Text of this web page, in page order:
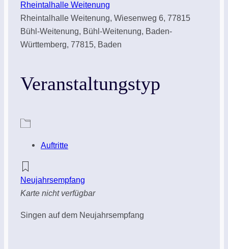
Rheintalhalle Weitenung
Rheintalhalle Weitenung, Wiesenweg 6, 77815
Bühl-Weitenung, Bühl-Weitenung, Baden-
Württemberg, 77815, Baden
Veranstaltungstyp
Auftritte
Neujahrsempfang
Karte nicht verfügbar
Singen auf dem Neujahrsempfang